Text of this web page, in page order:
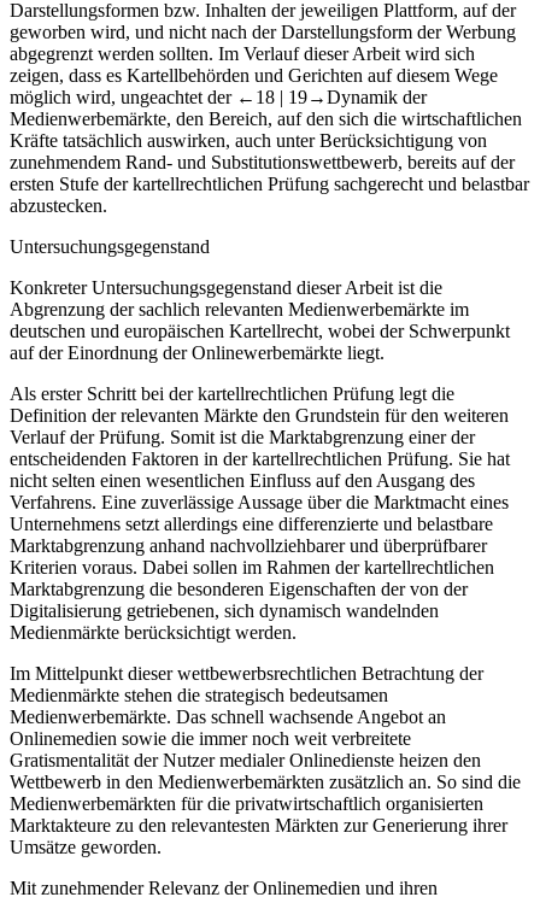
dies, dass die Onlinemedienwerbemärkte bereits heute nach den
Darstellungsformen bzw. Inhalten der jeweiligen Plattform, auf der
geworben wird, und nicht nach der Darstellungsform der Werbung
abgegrenzt werden sollten. Im Verlauf dieser Arbeit wird sich
zeigen, dass es Kartellbehörden und Gerichten auf diesem Wege
möglich wird, ungeachtet der←18 |19→Dynamik der
Medienwerbemärkte, den Bereich, auf den sich die wirtschaftlichen
Kräfte tatsächlich auswirken, auch unter Berücksichtigung von
zunehmendem Rand- und Substitutionswettbewerb, bereits auf der
ersten Stufe der kartellrechtlichen Prüfung sachgerecht und belastbar
Konkreter Untersuchungsgegenstand dieser Arbeit ist die
Abgrenzung der sachlich relevanten Medienwerbemärkte im
deutschen und europäischen Kartellrecht, wobei der Schwerpunkt
Als erster Schritt bei der kartellrechtlichen Prüfung legt die
Definition der relevanten Märkte den Grundstein für den weiteren
Verlauf der Prüfung. Somit ist die Marktabgrenzung einer der
entscheidenden Faktoren in der kartellrechtlichen Prüfung. Sie hat
nicht selten einen wesentlichen Einfluss auf den Ausgang des
Verfahrens. Eine zuverlässige Aussage über die Marktmacht eines
Unternehmens setzt allerdings eine differenzierte und belastbare
Marktabgrenzung anhand nachvollziehbarer und überprüfbarer
Kriterien voraus. Dabei sollen im Rahmen der kartellrechtlichen
Marktabgrenzung die besonderen Eigenschaften der von der
Digitalisierung getriebenen, sich dynamisch wandelnden
Im Mittelpunkt dieser wettbewerbsrechtlichen Betrachtung der
Medienmärkte stehen die strategisch bedeutsamen
Medienwerbemärkte. Das schnell wachsende Angebot an
Onlinemedien sowie die immer noch weit verbreitete
Gratismentalität der Nutzer medialer Onlinedienste heizen den
Wettbewerb in den Medienwerbemärkten zusätzlich an. So sind die
Medienwerbemärkten für die privatwirtschaftlich organisierten
Marktakteure zu den relevantesten Märkten zur Generierung ihrer